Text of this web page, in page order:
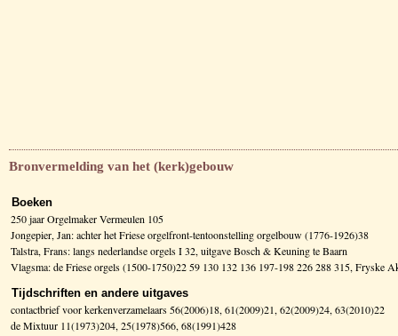
Bronvermelding van het (kerk)gebouw
Boeken
250 jaar Orgelmaker Vermeulen 105
Jongepier, Jan: achter het Friese orgelfront-tentoonstelling orgelbouw (1776-1926)38
Talstra, Frans: langs nederlandse orgels I 32, uitgave Bosch & Keuning te Baarn
Vlagsma: de Friese orgels (1500-1750)22 59 130 132 136 197-198 226 288 315, Fryske
Tijdschriften en andere uitgaves
contactbrief voor kerkenverzamelaars 56(2006)18, 61(2009)21, 62(2009)24, 63(2010)22
de Mixtuur 11(1973)204, 25(1978)566, 68(1991)428